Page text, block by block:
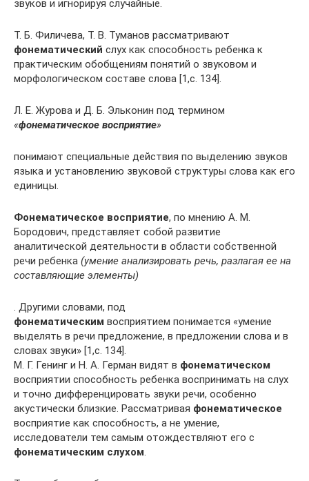
звуков и игнорируя случайные.
Т. Б. Филичева, Т. В. Туманов рассматривают
фонематический слух как способность ребенка к
практическим обобщениям понятий о звуковом и
морфологическом составе слова [1,с. 134].
Л. Е. Журова и Д. Б. Эльконин под термином
«фонематическое восприятие»
понимают специальные действия по выделению звуков
языка и установлению звуковой структуры слова как его
единицы.
Фонематическое восприятие, по мнению А. М.
Бородович, представляет собой развитие
аналитической деятельности в области собственной
речи ребенка (умение анализировать речь, разлагая ее на
составляющие элементы)
. Другими словами, под
фонематическим восприятием понимается «умение
выделять в речи предложение, в предложении слова и в
словах звуки» [1,с. 134].
М. Г. Генинг и Н. А. Герман видят в фонематическом
восприятии способность ребенка воспринимать на слух
и точно дифференцировать звуки речи, особенно
акустически близкие. Рассматривая фонематическое
восприятие как способность, а не умение,
исследователи тем самым отождествляют его с
фонематическим слухом.